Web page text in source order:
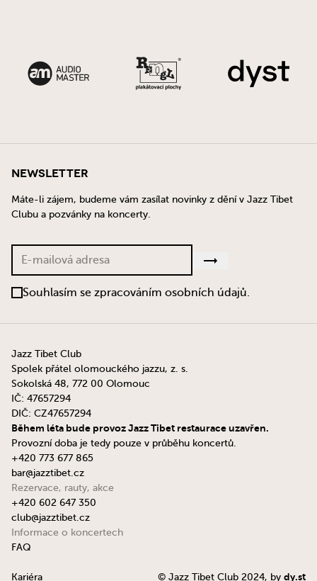
Newsletter
Máte-li zájem, budeme vám zasílat novinky z dění v Jazz Tibet
Clubu a pozvánky na koncerty.
Souhlasím se zpracováním osobních údajů.
Jazz Tibet Club
Spolek přátel olomouckého jazzu, z. s.
Sokolská 48, 772 00 Olomouc
IČ: 47657294
DIČ: CZ47657294
Během léta bude provoz Jazz Tibet restaurace uzavřen.
Provozní doba je tedy pouze v průběhu koncertů.
+420 773 677 865
bar@jazztibet.cz
Rezervace, rauty, akce
+420 602 647 350
club@jazztibet.cz
Informace o koncertech
FAQ
Kariéra © Jazz Tibet Club 2024, by dy.st